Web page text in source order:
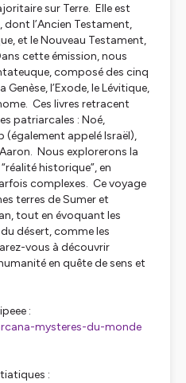
sur Terre. Elle est
dont l’Ancien Testament,
et le Nouveau Testament,
cette émission, nous
composé des cinq
Genèse, l’Exode, le Lévitique,
Ces livres retracent
patriarcales : Noé,
(également appelé Israël),
Nous explorerons la
historique”, en
complexes. Ce voyage
terres de Sumer et
tout en évoquant les
désert, comme les
vous à découvrir
en quête de sens et
:
mysteres-du-monde
: